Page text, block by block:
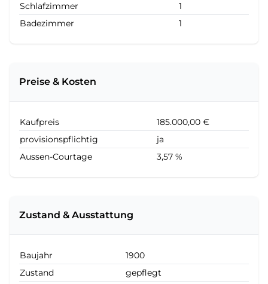
Schlafzimmer
1
Badezimmer
1
Preise & Kosten
Kaufpreis
185.000,00 €
provisionspflichtig
ja
Aussen-Courtage
3,57 %
Zustand & Ausstattung
Baujahr
1900
Zustand
gepflegt